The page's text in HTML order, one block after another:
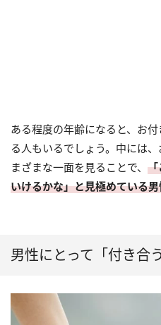
ある程度の年齢になると、お
る人もいるでしょう。中には
まざまな一面を見ることで、 「
いけるかな」と見極めている
男性にとって「付き合